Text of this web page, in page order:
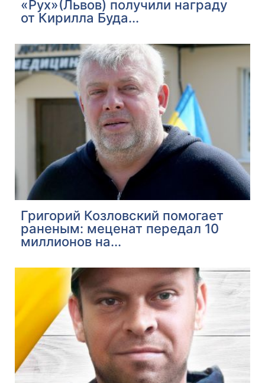
«Рух»(Львов) получили награду
от Кирилла Буда...
Григорий Козловский помогает
раненым: меценат передал 10
миллионов на...